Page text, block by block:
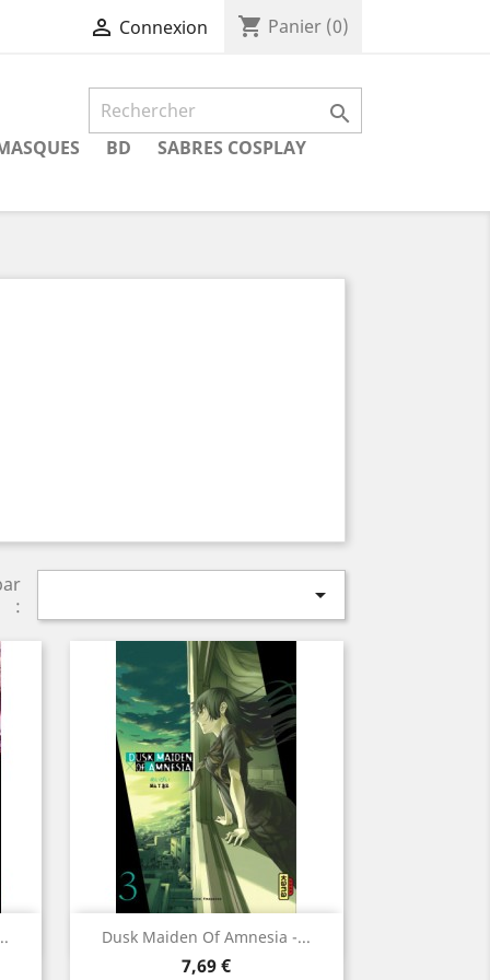
 Connexion shopping_cart Panier (0)

BD SABRES COSPLAY
:

Dusk Maiden Of Amnesia -...
Prix
7,69 €
Aperçu rapide